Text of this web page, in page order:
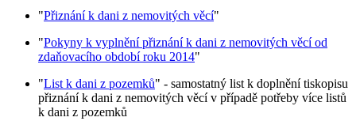
"Přiznání k dani z nemovitých věcí"
"Pokyny k vyplnění přiznání k dani z nemovitých věcí od
zdaňovacího období roku 2014"
"List k dani z pozemků" - samostatný list k doplnění tiskopisu
přiznání k dani z nemovitých věcí v případě potřeby více listů
k dani z pozemků